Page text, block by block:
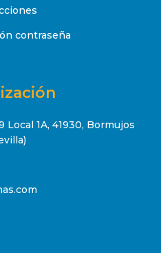
contraseña
Local 1A, 41930, Bormujos